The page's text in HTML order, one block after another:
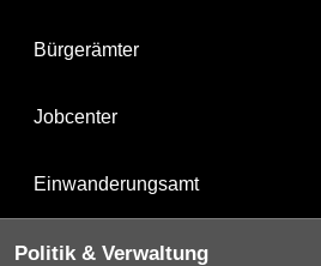
Bürgerämter
Jobcenter
Einwanderungsamt
Politik & Verwaltung